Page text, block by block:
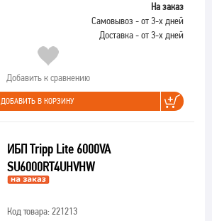
На заказ
Самовывоз - от 3-х дней
Доставка - от 3-х дней
Добавить к сравнению
ДОБАВИТЬ В КОРЗИНУ
ИБП Tripp Lite 6000VA
SU6000RT4UHVHW
Код товара: 221213